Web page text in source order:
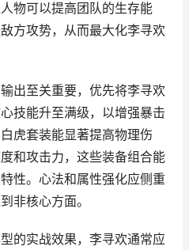
物可以提高团队的生存能
方攻势，从而最大化李寻欢
出至关重要，优先将李寻欢
技能升至满级，以增强暴击
虎套装能显著提高物理伤
和攻击力，这些装备组合能
性。心法和属性强化应侧重
非核心方面。
的实战效果，李寻欢通常应